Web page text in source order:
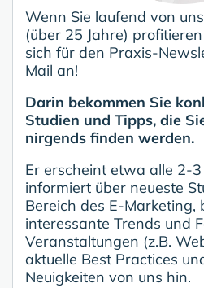
Wenn Sie laufend von
(über 25 Jahre)
sich für den Praxis-
Mail an!
Darin bekommen Sie
Studien und Tipps, die
nirgends finden werden.
Er erscheint etwa alle 2-
informiert über neueste
Bereich des E-Marketing,
interessante Trends und
Veranstaltungen (z.B.
aktuelle Best Practices
Neuigkeiten von uns hin.